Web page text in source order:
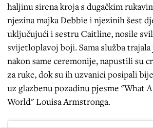
haljinu sirena kroja s dugačkim
njezina majka Debbie i njezinih šest
uključujući i sestru Caitline, nosile
svijetloplavoj boji. Sama služba trajala
nakon same ceremonije, napustili su
za ruke, dok su ih uzvanici posipali
uz glazbenu pozadinu pjesme "What
World" Louisa Armstronga.